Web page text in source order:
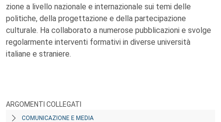
zione a livello nazionale e internazionale sui temi delle
politiche, della progettazione e della partecipazione
culturale. Ha collaborato a numerose pubblicazioni e svolge
regolarmente interventi formativi in diverse università
italiane e straniere.
ARGOMENTI COLLEGATI
COMUNICAZIONE E MEDIA